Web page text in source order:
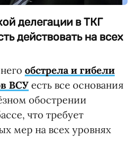
делегации в ТКГ
действовать на всех
обстрела и гибели
ВСУ есть все основания
обострении
что требует
мер на всех уровнях